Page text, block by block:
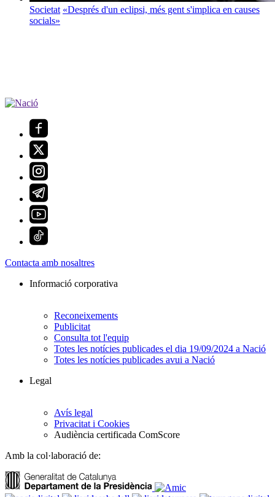
Societat «Després d'un eclipsi, més gent s'implica en causes
socials»
Contacta amb nosaltres
Informació corporativa
Reconeixements
Publicitat
Consulta tot l'equip
Totes les notícies publicades el dia 19/09/2024 a Nació
Totes les notícies publicades avui a Nació
Legal
Avís legal
Privacitat i Cookies
Audiència certificada ComScore
Amb la col·laboració de: